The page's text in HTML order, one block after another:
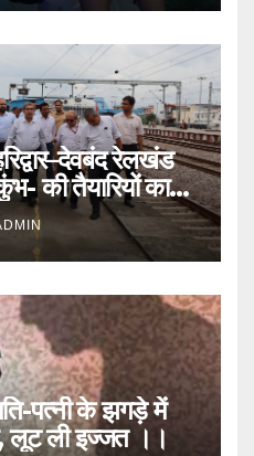
रेलखंड
की तैयारियों का
पत्नी के झगड़े में
लूट ली इज्जत ।।